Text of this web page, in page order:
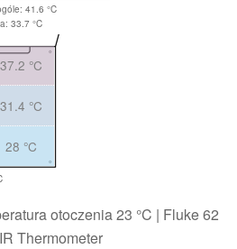
41.6 °C
33.7 °C
37.2 °C
31.4 °C
28 °C
otoczenia 23 °C | Fluke 62
Thermometer